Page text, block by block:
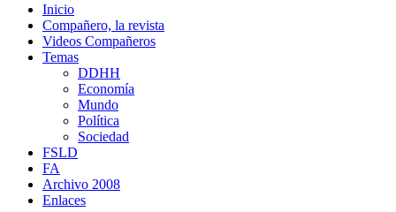
Inicio
Compañero, la revista
Videos Compañeros
Temas
DDHH
Economía
Mundo
Política
Sociedad
FSLD
FA
Archivo 2008
Enlaces